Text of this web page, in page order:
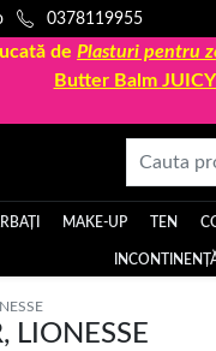
0378119955
de Plasturi pentru
Butter Balm
MAKE-UP TEN
LIONESSE